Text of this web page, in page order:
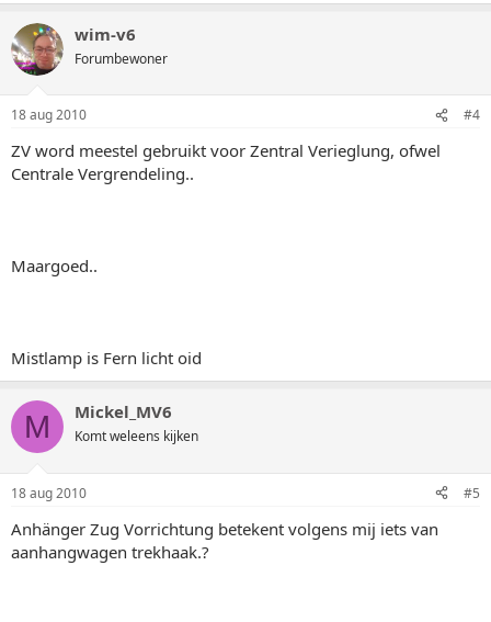
wim-v6
Forumbewoner
18 aug 2010 #4
ZV word meestel gebruikt voor Zentral Verieglung, ofwel
Centrale Vergrendeling..
Maargoed..
Mistlamp is Fern licht oid
M Mickel_MV6
Komt weleens kijken
18 aug 2010 #5
Anhänger Zug Vorrichtung betekent volgens mij iets van
aanhangwagen trekhaak.?